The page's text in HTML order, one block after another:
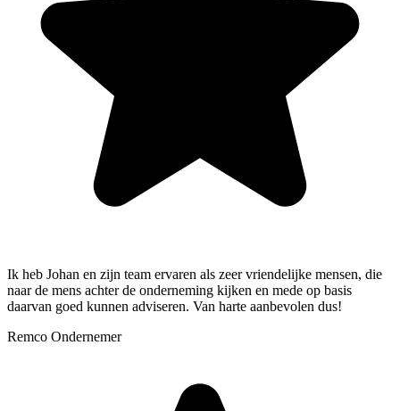
Ik heb Johan en zijn team ervaren als zeer vriendelijke mensen, die
naar de mens achter de onderneming kijken en mede op basis
daarvan goed kunnen adviseren. Van harte aanbevolen dus!
Remco Ondernemer